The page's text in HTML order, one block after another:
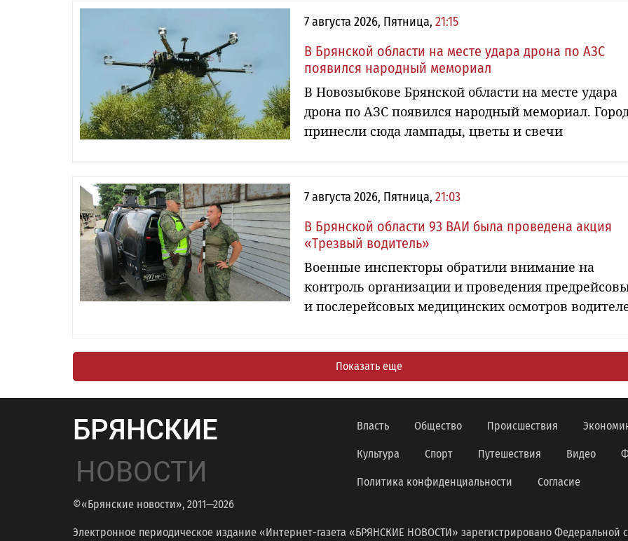
7 августа 2026, Пятница, 21:15
В Брянской области на месте удара дрона по АЗС
появился народный мемориал
В Новозыбкове Брянской области на месте удара
дрона по АЗС появился народный мемориал.
принесли сюда лампады, цветы и свечи
7 августа 2026, Пятница, 21:03
В Брянской области 93 ВАИ была проведена акция
«Трезвый водитель»
Военные инспекторы обратили внимание на
контроль организации и проведения
и послерейсовых медицинских осмотров
Показать еще
БРЯНСКИЕ
НОВОСТИ
©«Брянские новости», 2011—2026
Власть Общество Происшествия
Культура Спорт Путешествия Видео
Политика конфиденциальности Согласие
Электронное периодическое издание «Интернет-газета «БРЯНСКИЕ НОВОСТИ» зарегистрировано Федеральной